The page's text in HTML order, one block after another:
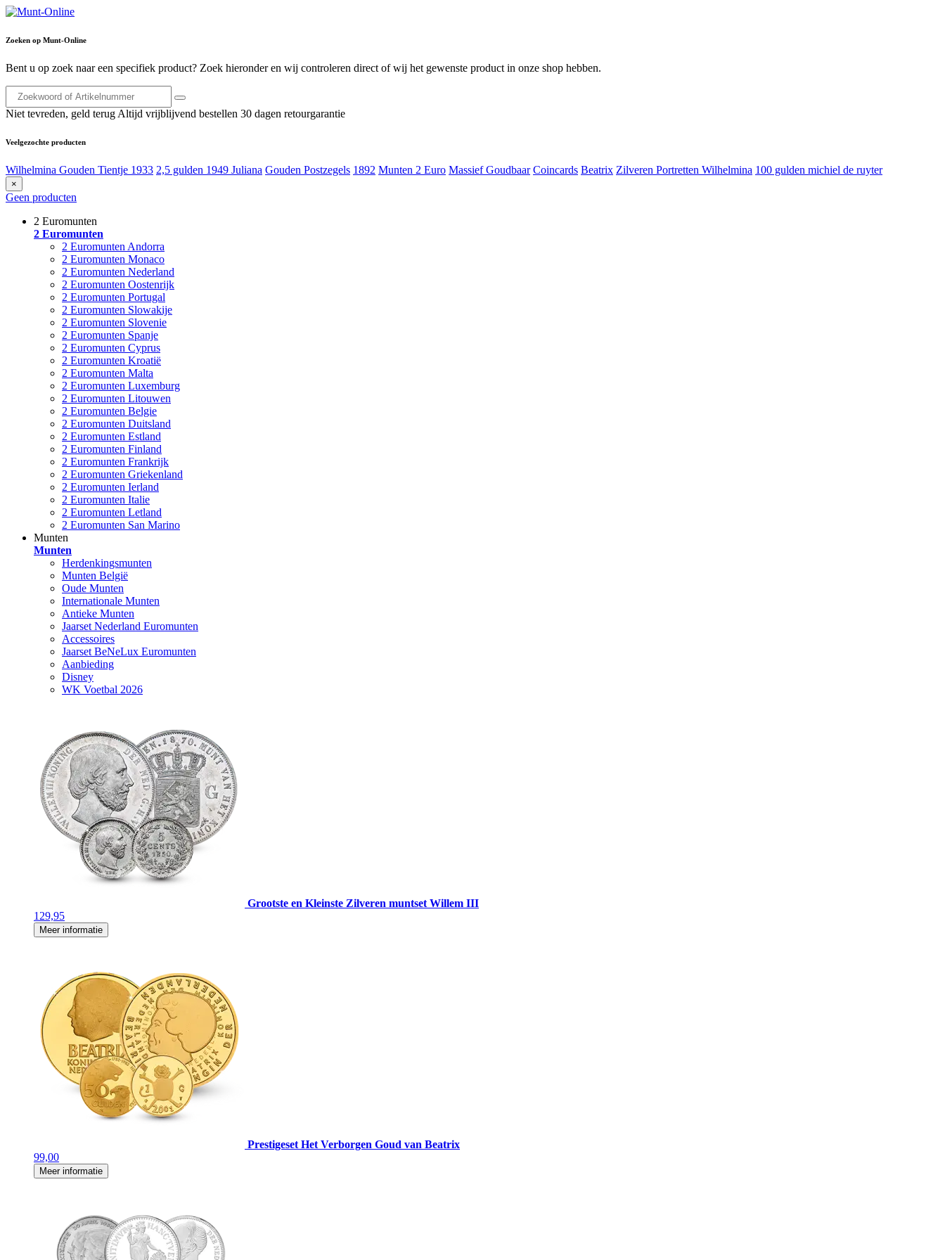
Zoeken op Munt-Online
Bent u op zoek naar een specifiek product? Zoek hieronder en wij controleren direct of wij het gewenste product in onze shop hebben.
Niet tevreden, geld terug Altijd vrijblijvend bestellen 30 dagen retourgarantie
Veelgezochte producten
Wilhelmina Gouden Tientje 1933 2,5 gulden 1949 Juliana Gouden Postzegels 1892 Munten 2 Euro Massief Goudbaar Coincards Beatrix Zilveren Portretten Wilhelmina 100 gulden michiel de ruyter
×
Geen producten
2 Euromunten
2 Euromunten
2 Euromunten Andorra
2 Euromunten Monaco
2 Euromunten Nederland
2 Euromunten Oostenrijk
2 Euromunten Portugal
2 Euromunten Slowakije
2 Euromunten Slovenie
2 Euromunten Spanje
2 Euromunten Cyprus
2 Euromunten Kroatië
2 Euromunten Malta
2 Euromunten Luxemburg
2 Euromunten Litouwen
2 Euromunten Belgie
2 Euromunten Duitsland
2 Euromunten Estland
2 Euromunten Finland
2 Euromunten Frankrijk
2 Euromunten Griekenland
2 Euromunten Ierland
2 Euromunten Italie
2 Euromunten Letland
2 Euromunten San Marino
Munten
Munten
Herdenkingsmunten
Munten België
Oude Munten
Internationale Munten
Antieke Munten
Jaarset Nederland Euromunten
Accessoires
Jaarset BeNeLux Euromunten
Aanbieding
Disney
WK Voetbal 2026
Grootste en Kleinste Zilveren muntset Willem III
129,95
Meer informatie
Prestigeset Het Verborgen Goud van Beatrix
99,00
Meer informatie